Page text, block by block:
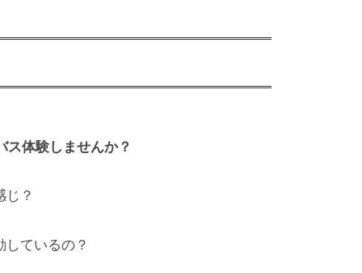
ス体験しませんか？
じ？
しているの？